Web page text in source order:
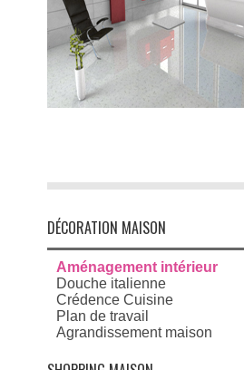
DÉCORATION MAISON
Aménagement intérieur
Douche italienne
Crédence Cuisine
Plan de travail
Agrandissement maison